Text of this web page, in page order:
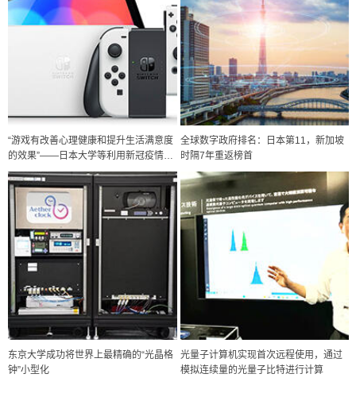
“游戏有改善心理健康和提升生活满意度
的效果”——日本大学等利用新冠疫情开
展研究
全球数字政府排名：日本第11，新加坡
时隔7年重返榜首
东京大学成功将世界上最精确的“光晶格
钟”小型化
光量子计算机实现首次远程使用，通过
模拟连续量的光量子比特进行计算
科学研究
开发出300亿年仅误差1秒的光晶格钟，构建网络将其打造为下一代社会
基础设施